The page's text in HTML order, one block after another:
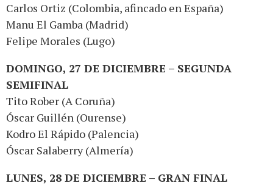
Carlos Ortiz (Colombia, afincado en España)
Manu El Gamba (Madrid)
Felipe Morales (Lugo)
DOMINGO, 27 DE DICIEMBRE – SEGUNDA
SEMIFINAL
Tito Rober (A Coruña)
Óscar Guillén (Ourense)
Kodro El Rápido (Palencia)
Óscar Salaberry (Almería)
LUNES, 28 DE DICIEMBRE – GRAN FINAL